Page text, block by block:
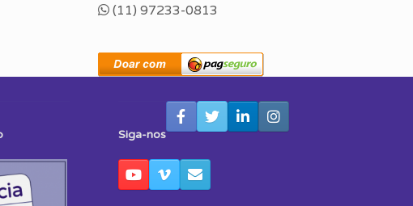
(11) 97233-0813
Siga-nos